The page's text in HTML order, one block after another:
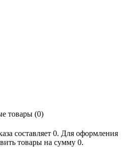
товары (0)
составляет 0. Для оформления
товары на сумму 0.